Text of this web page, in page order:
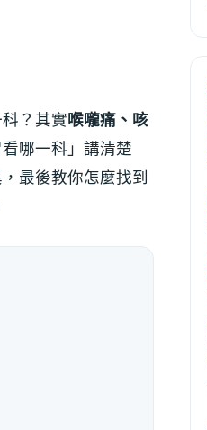
？其實喉嚨痛、咳
哪一科」講清楚
最後教你怎麼找到